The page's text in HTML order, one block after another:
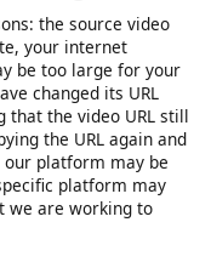
to us. We use
between your
submit are processed
links and are
your personal data or
purposes. Our full
collect and how it is
transparency.